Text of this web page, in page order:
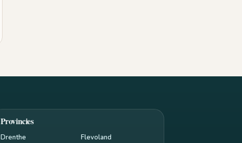
Provincies
Drenthe Flevoland